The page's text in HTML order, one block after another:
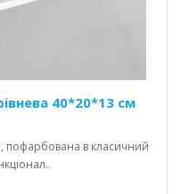
40*20*13 см
пофарбована в класичний